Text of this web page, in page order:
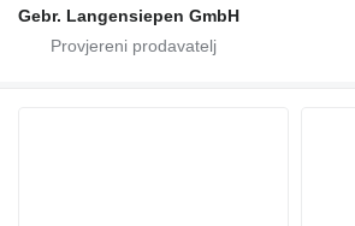
Gebr. Langensiepen GmbH